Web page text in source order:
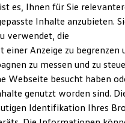
es, Ihnen für Sie
Inhalte anzubieten.
verwendet, die
einer Anzeige zu begrenzen
zu messen und zu
Webseite besucht haben
genutzt worden sind.
Identifikation Ihres